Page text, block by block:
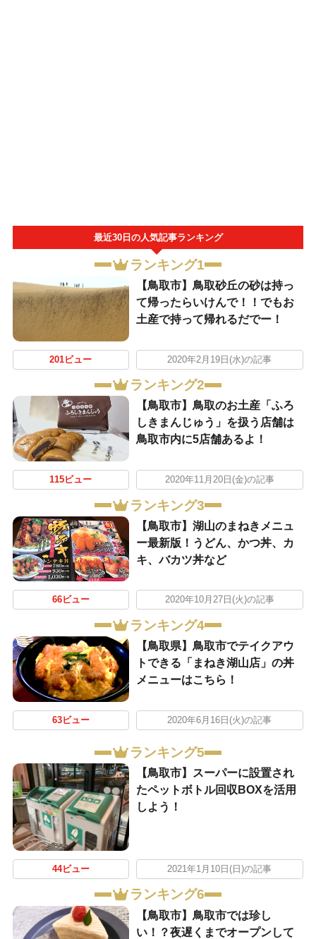
最近30日の人気記事ランキング
ランキング1
【鳥取市】鳥取砂丘の砂は持っ
て帰ったらいけんで！！でもお
土産で持って帰れるだでー！
201ビュー 2020年2月19日(水)の記事
ランキング2
【鳥取市】鳥取のお土産「ふろ
しきまんじゅう」を扱う店舗は
鳥取市内に5店舗あるよ！
115ビュー 2020年11月20日(金)の記事
ランキング3
【鳥取市】湖山のまねきメニュ
ー最新版！うどん、かつ丼、カ
キ、バカツ丼など
66ビュー 2020年10月27日(火)の記事
ランキング4
【鳥取県】鳥取市でテイクアウ
トできる「まねき湖山店」の丼
メニューはこちら！
63ビュー 2020年6月16日(火)の記事
ランキング5
【鳥取市】スーパーに設置され
たペットボトル回収BOXを活用
しよう！
44ビュー 2021年1月10日(日)の記事
ランキング6
【鳥取市】鳥取市では珍し
い！？夜遅くまでオープンして